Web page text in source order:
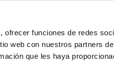
ofrecer funciones de redes
web con nuestros partners de
que les haya